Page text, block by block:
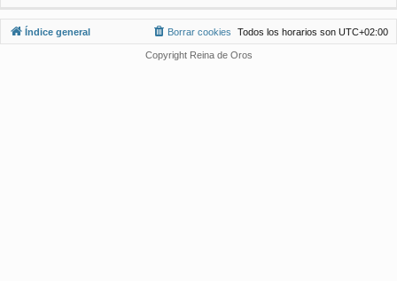
Índice general Todos los horarios son UTC+02:00
Borrar cookies
Copyright Reina de Oros